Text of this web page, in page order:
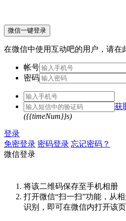
微信一键登录
在微信中使用互动吧的用户，请在
帐号
密码
获
({{timeNum}}s)
登录
免密登录 密码登录 忘记密码？
微信登录
将该二维码保存至手机相册
打开微信“扫一扫”功能，从
识别，即可在微信内打开该页